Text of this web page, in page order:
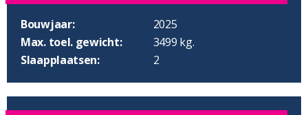
Bouwjaar:
2025
Max. toel. gewicht:
3499 kg.
Slaapplaatsen:
2